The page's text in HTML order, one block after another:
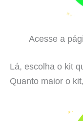
Acesse a
Lá, escolha o kit
Quanto maior o